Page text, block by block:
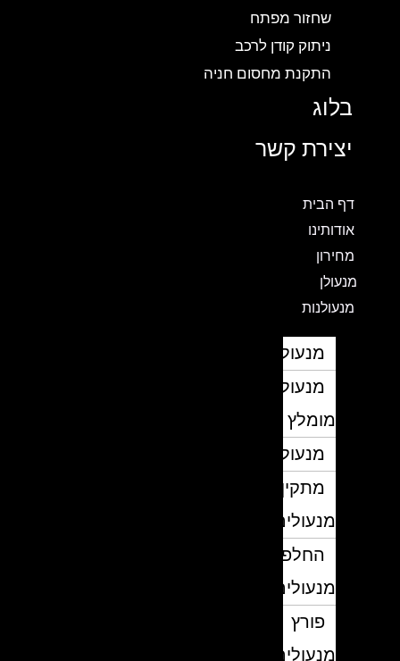
שחזור מפתח
ניתוק קודן לרכב
התקנת מחסום חניה
בלוג
יצירת קשר
דף הבית
אודותינו
מחירון
מנעולן
מנעולנות
מנעולן
מנעולן
מומלץ
מנעולנים
מתקין
מנעולים
החלפת
מנעולים
פורץ
מנעולים